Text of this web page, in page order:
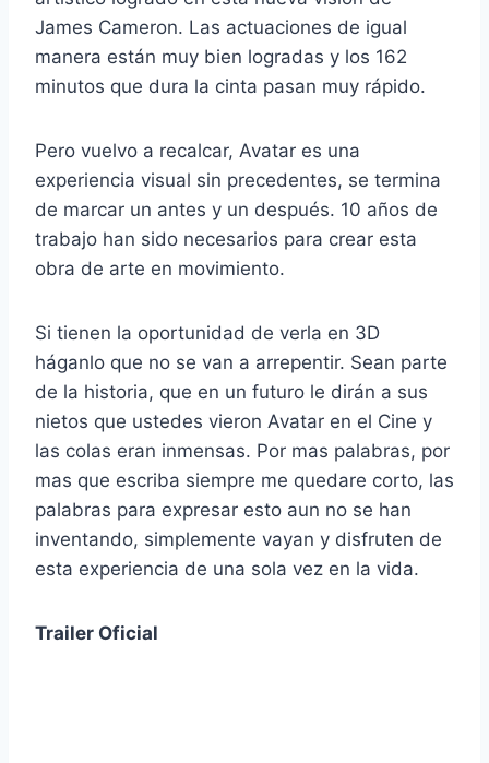
James Cameron. Las actuaciones de igual
manera están muy bien logradas y los 162
minutos que dura la cinta pasan muy rápido.
Pero vuelvo a recalcar, Avatar es una
experiencia visual sin precedentes, se termina
de marcar un antes y un después. 10 años de
trabajo han sido necesarios para crear esta
obra de arte en movimiento.
Si tienen la oportunidad de verla en 3D
háganlo que no se van a arrepentir. Sean parte
de la historia, que en un futuro le dirán a sus
nietos que ustedes vieron Avatar en el Cine y
las colas eran inmensas. Por mas palabras, por
mas que escriba siempre me quedare corto, las
palabras para expresar esto aun no se han
inventando, simplemente vayan y disfruten de
esta experiencia de una sola vez en la vida.
Trailer Oficial